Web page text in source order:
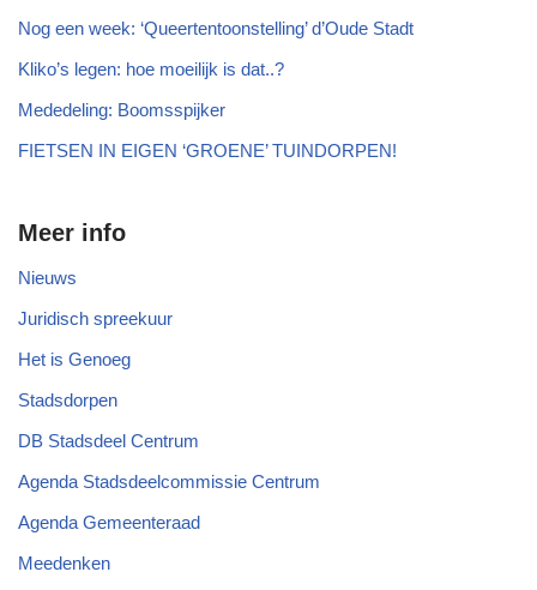
Nog een week: ‘Queertentoonstelling’ d’Oude Stadt
Kliko’s legen: hoe moeilijk is dat..?
Mededeling: Boomsspijker
FIETSEN IN EIGEN ‘GROENE’ TUINDORPEN!
Meer info
Nieuws
Juridisch spreekuur
Het is Genoeg
Stadsdorpen
DB Stadsdeel Centrum
Agenda Stadsdeelcommissie Centrum
Agenda Gemeenteraad
Meedenken